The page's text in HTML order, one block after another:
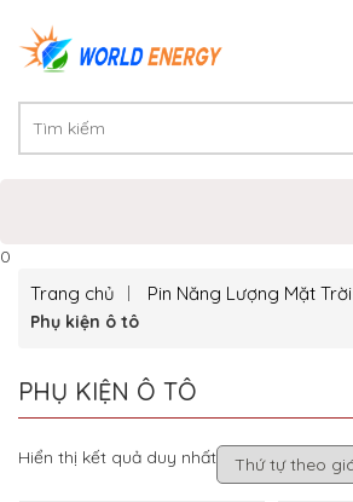
0
Trang chủ Pin Năng Lượng Mặt Trời
Phụ kiện ô tô
PHỤ KIỆN Ô TÔ
Hiển thị kết quả duy nhất